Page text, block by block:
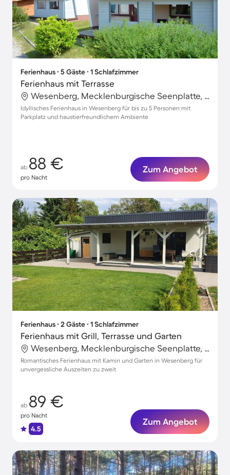
Ferienhaus ∙ 5 Gäste ∙ 1 Schlafzimmer
Ferienhaus mit Terrasse
Wesenberg, Mecklenburgische Seenplatte, Deutschland
Idyllisches Ferienhaus in Wesenberg für bis zu 5 Personen mit
Parkplatz und haustierfreundlichem Ambiente
ab 88 €
pro Nacht
Zum Angebot
Ferienhaus ∙ 2 Gäste ∙ 1 Schlafzimmer
Ferienhaus mit Grill, Terrasse und Garten
Wesenberg, Mecklenburgische Seenplatte, Deutschland
Romantisches Ferienhaus mit Kamin und Garten in Wesenberg für
unvergessliche Auszeiten zu zweit
ab 89 €
pro Nacht
4.5
Zum Angebot